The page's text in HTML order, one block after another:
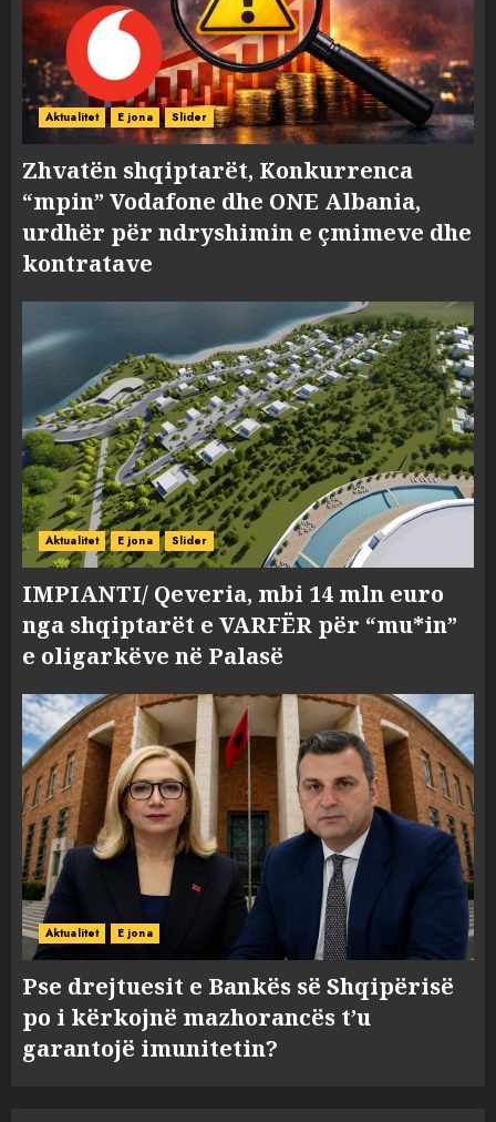
Aktualitet E jona Slider
Zhvatën shqiptarët, Konkurrenca
“mpin” Vodafone dhe ONE Albania,
urdhër për ndryshimin e çmimeve dhe
kontratave
Aktualitet E jona Slider
IMPIANTI/ Qeveria, mbi 14 mln euro
nga shqiptarët e VARFËR për “mu*in”
e oligarkëve në Palasë
Aktualitet E jona
Pse drejtuesit e Bankës së Shqipërisë
po i kërkojnë mazhorancës t’u
garantojë imunitetin?